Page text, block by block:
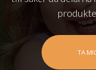
TA